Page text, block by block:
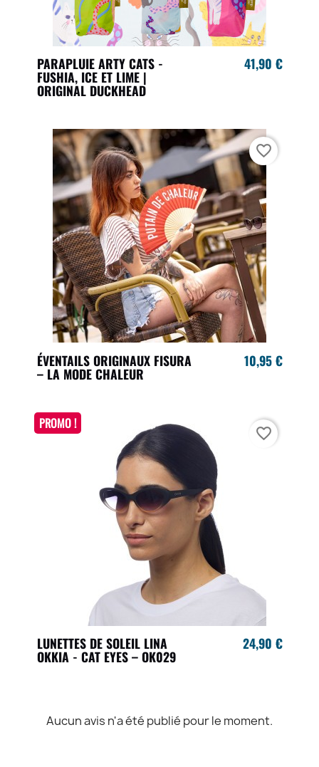
PARAPLUIE ARTY CATS -
FUSHIA, ICE ET LIME |
ORIGINAL DUCKHEAD
41,90 €
ÉVENTAILS ORIGINAUX FISURA
– LA MODE CHALEUR
10,95 €
favorite_border
LUNETTES DE SOLEIL LINA
OKKIA - CAT EYES – OK029
24,90 €
PROMO !
favorite_border
Aucun avis n'a été publié pour le moment.